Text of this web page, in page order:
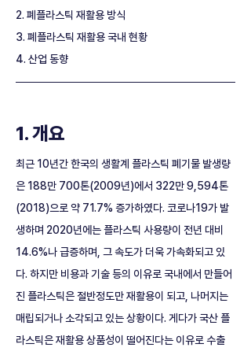
2. 폐플라스틱 재활용 방식
3. 폐플라스틱 재활용 국내 현황
4. 산업 동향
1. 개요
최근 10년간 한국의 생활계 플라스틱 폐기물 발생량
은 188만 700톤(2009년)에서 322만 9,594톤
(2018)으로 약 71.7% 증가하였다. 코로나19가 발
생하며 2020년에는 플라스틱 사용량이 전년 대비
14.6%나 급증하며, 그 속도가 더욱 가속화되고 있
다. 하지만 비용과 기술 등의 이유로 국내에서 만들어
진 플라스틱은 절반정도만 재활용이 되고, 나머지는
매립되거나 소각되고 있는 상황이다. 게다가 국산 플
라스틱은 재활용 상품성이 떨어진다는 이유로 수출